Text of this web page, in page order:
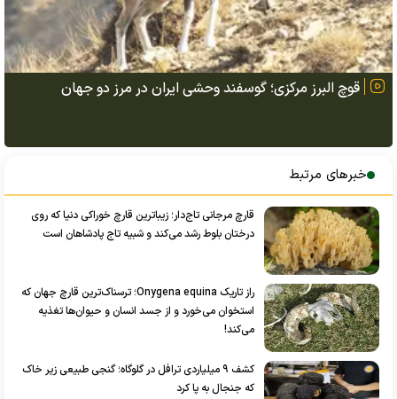
قوچ البرز مرکزی؛ گوسفند وحشی ایران در مرز دو جهان
خبرهای مرتبط
قارچ مرجانی تاج‌دار؛ زیباترین قارچ خوراکی دنیا که روی
درختان بلوط رشد می‌کند و شبیه تاج پادشاهان است
راز تاریک Onygena equina؛ ترسناک‌ترین قارچ جهان که
استخوان می‌خورد و از جسد انسان و حیوان‌ها تغذیه
می‌کند!
کشف ۹ میلیاردی ترافل در گلوگاه؛ گنجی طبیعی زیر خاک
که جنجال به پا کرد